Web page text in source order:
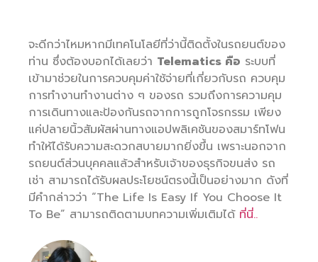
จะดีกว่าไหมหากมีเทคโนโลยีที่ว่านี้ติดตั้งในรถยนต์ของ
ท่าน ซึ่งต้องบอกได้เลยว่า Telematics คือ ระบบที่
เข้ามาช่วยในการควบคุมค่าใช้จ่ายที่เกี่ยวกับรถ ควบคุม
การทำงานทำงานต่าง ๆ ของรถ รวมถึงการความคุม
การเดินทางและป้องกันรถจากการถูกโจรกรรม เพียง
แค่ปลายนิ้วสัมผัสผ่านทางแอปพลิเคชันของสมาร์ทโฟน
ทำให้ได้รับความสะดวกสบายมากยิ่งขึ้น เพราะนอกจาก
รถยนต์ส่วนบุคคลแล้วสำหรับเจ้าของธุรกิจขนส่ง รถ
เช่า สามารถได้รับผลประโยชน์ตรงนี้เป็นอย่างมาก ดังที่
มีคำกล่าวว่า “The Life Is Easy If You Choose It
To Be” สามารถติดตามบทความเพิ่มเติมได้ ที่นี่..